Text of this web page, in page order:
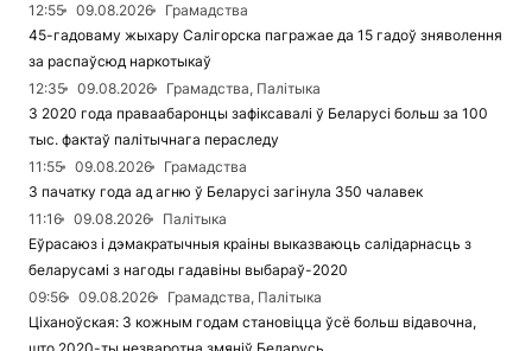
12:55
09.08.2026
Грамадства
45-гадоваму жыхару Салігорска пагражае да 15 гадоў зняволення
за распаўсюд наркотыкаў
12:35
09.08.2026
Грамадства, Палітыка
З 2020 года праваабаронцы зафіксавалі ў Беларусі больш за 100
тыс. фактаў палітычнага пераследу
11:55
09.08.2026
Грамадства
З пачатку года ад агню ў Беларусі загінула 350 чалавек
11:16
09.08.2026
Палітыка
Еўрасаюз і дэмакратычныя краіны выказваюць салідарнасць з
беларусамі з нагоды гадавіны выбараў-2020
09:56
09.08.2026
Грамадства, Палітыка
Ціханоўская: З кожным годам становіцца ўсё больш відавочна,